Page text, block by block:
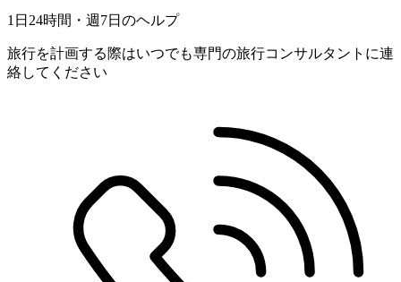
1日24時間・週7日のヘルプ
旅行を計画する際はいつでも専門の旅行コンサルタントに連
絡してください